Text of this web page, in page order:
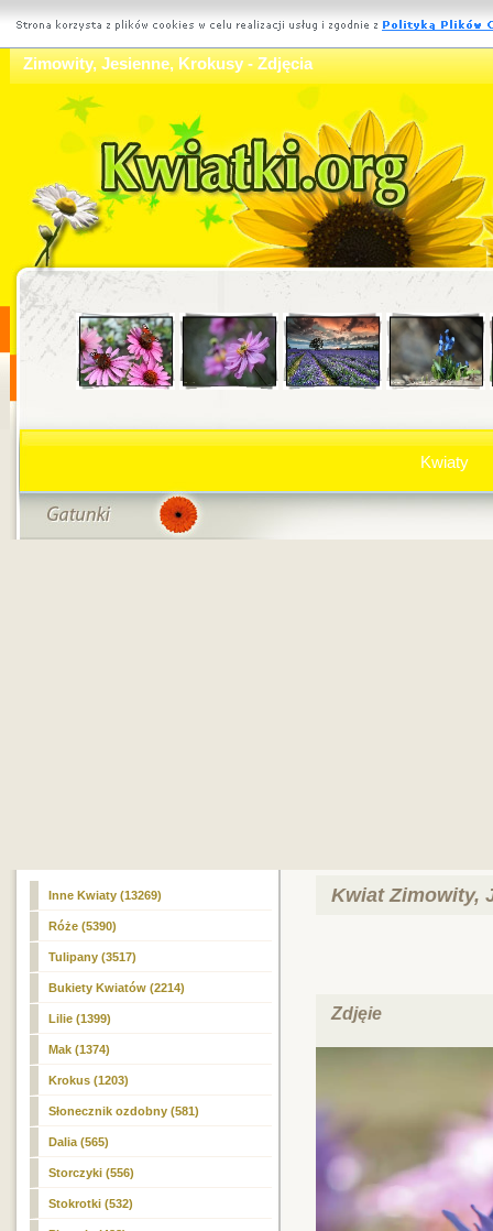
Zimowity, Jesienne, Krokusy - Zdjęcia
Kwiaty
Inne Kwiaty (13269)
Róże (5390)
Tulipany (3517)
Bukiety Kwiatów (2214)
Lilie (1399)
Mak (1374)
Krokus (1203)
Słonecznik ozdobny (581)
Dalia (565)
Storczyki (556)
Stokrotki (532)
Kwiat Zimowity,
Zdjęie